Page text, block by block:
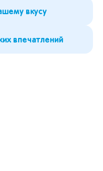
вкусу
впечатлений